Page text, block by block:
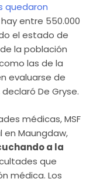
quedaron
entre 550.000
el estado de
la población
las de la
evaluarse de
De Gryse.
médicas, MSF
Maungdaw,
a la
que
médica. Los